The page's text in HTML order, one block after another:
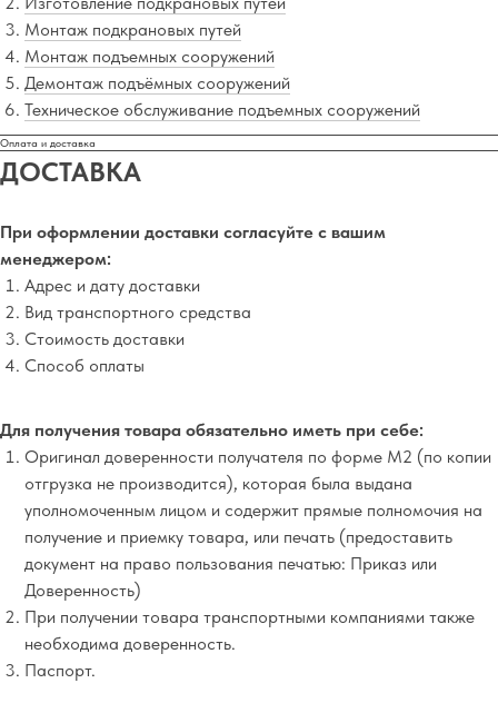
Монтаж подкрановых путей
Монтаж подъемных сооружений
Демонтаж подъёмных сооружений
Техническое обслуживание подъемных сооружений
Оплата и доставка
ДОСТАВКА
При оформлении доставки согласуйте с вашим
менеджером:
Адрес и дату доставки
Вид транспортного средства
Стоимость доставки
Способ оплаты
Для получения товара обязательно иметь при себе:
Оригинал доверенности получателя по форме М2 (по копии
отгрузка не производится), которая была выдана
уполномоченным лицом и содержит прямые полномочия на
получение и приемку товара, или печать (предоставить
документ на право пользования печатью: Приказ или
Доверенность)
При получении товара транспортными компаниями также
необходима доверенность.
Паспорт.